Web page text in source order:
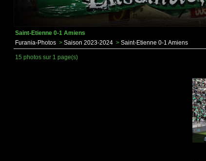
Saint-Etienne 0-1 Amiens
Furania-Photos > Saison 2023-2024 > Saint-Etienne 0-1 Amiens
15 photos sur 1 page(s)